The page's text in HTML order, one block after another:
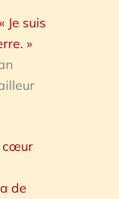
Je suis
»
cœur
de